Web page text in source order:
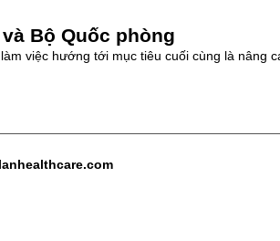
Bộ Quốc phòng
việc hướng tới mục tiêu cuối cùng là nâng